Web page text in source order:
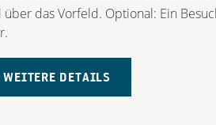
über das Vorfeld. Optional: Ein
DETAILS